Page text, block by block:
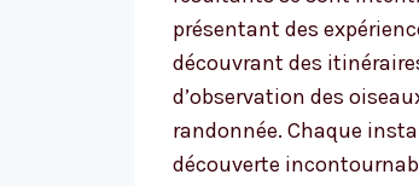
présentant des
découvrant des
d’observation des
randonnée. Chaque
découverte